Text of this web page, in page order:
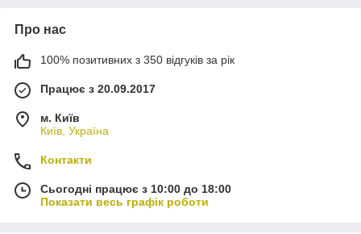
Про нас
100% позитивних з 350 відгуків за рік
Працює з 20.09.2017
м. Київ
Київ, Україна
Контакти
Сьогодні працює з 10:00 до 18:00
Показати весь графік роботи